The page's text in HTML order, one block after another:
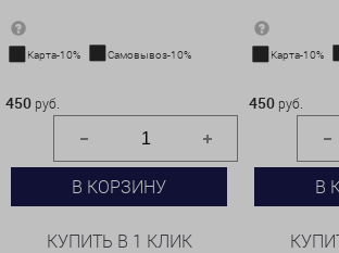
Карта-10% Самовывоз-10%
450 руб.
В КОРЗИНУ
КУПИТЬ В 1 КЛИК
Карта-10%
450 руб.
В